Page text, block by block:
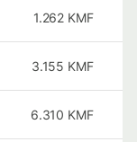
1.262 KMF
3.155 KMF
6.310 KMF